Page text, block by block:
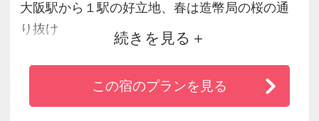
大阪駅から１駅の好立地、春は造幣局の桜の通
り抜け
夏は天神祭りの花火と、観光には絶好のロケー
ション。
都心のホテルには珍しい大浴殿、露天風呂、サ
続きを見る
この宿のプランを見る